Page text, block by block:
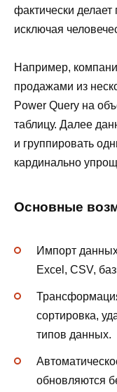
фактически делает
исключая
Например,
продажами из
Power Query на
таблицу. Далее
и группировать
кардинально
Основные
Импорт
Excel, CSV,
сортировка,
типов данных.
обновляются